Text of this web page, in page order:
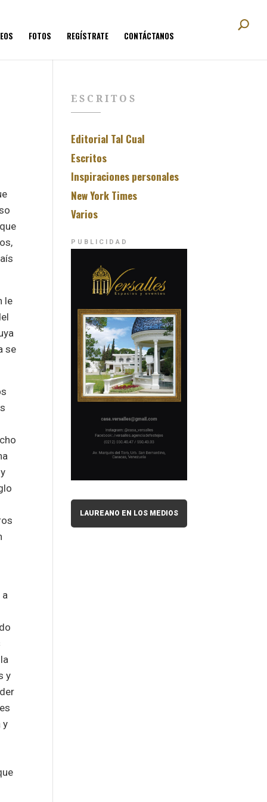
FOTOS REGÍSTRATE CONTÁCTANOS
le
se
a
y
y
ESCRITOS
Editorial Tal Cual
Escritos
Inspiraciones personales
New York Times
Varios
PUBLICIDAD
LAUREANO EN LOS MEDIOS